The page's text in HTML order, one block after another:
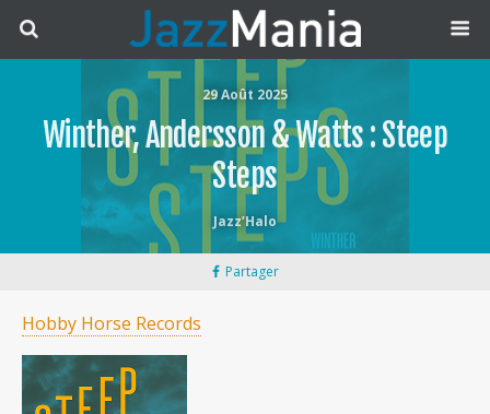
29 Août 2025
Winther, Andersson & Watts : Steep
Steps
Jazz’Halo
Partager
Hobby Horse Records